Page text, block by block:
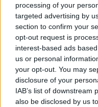
processing of your
targeted advertising by
section to confirm your
opt-out request is
interest-based ads
us or personal
your opt-out. You may
disclosure of your
IAB’s list of downstream
also be disclosed by us